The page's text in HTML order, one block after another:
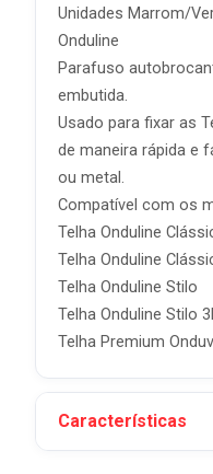
Unidades Marrom/
Onduline
Parafuso
embutida.
Usado para fixar as
de maneira rápida e
ou metal.
Compatível com os
Telha Onduline
Telha Onduline
Telha Onduline Stilo
Telha Onduline Stilo
Telha Premium
Características